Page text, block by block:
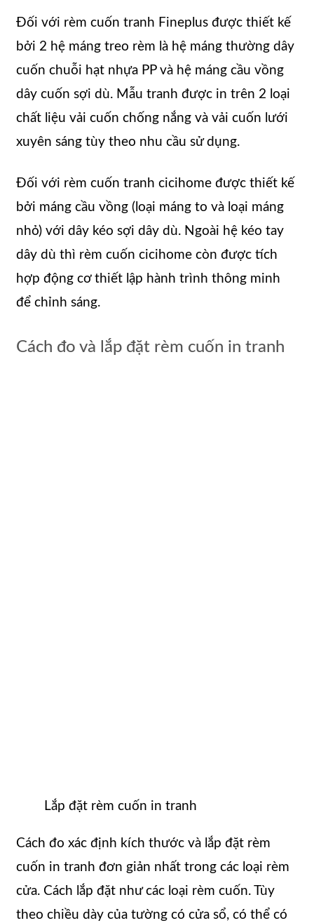
Đối với rèm cuốn tranh Fineplus được thiết kế
bởi 2 hệ máng treo rèm là hệ máng thường dây
cuốn chuỗi hạt nhựa PP và hệ máng cầu vồng
dây cuốn sợi dù. Mẫu tranh được in trên 2 loại
chất liệu vải cuốn chống nắng và vải cuốn lưới
xuyên sáng tùy theo nhu cầu sử dụng.
Đối với rèm cuốn tranh cicihome được thiết kế
bởi máng cầu vồng (loại máng to và loại máng
nhỏ) với dây kéo sợi dây dù. Ngoài hệ kéo tay
dây dù thì rèm cuốn cicihome còn được tích
hợp động cơ thiết lập hành trình thông minh
để chỉnh sáng.
Cách đo và lắp đặt rèm cuốn in tranh
Lắp đặt rèm cuốn in tranh
Cách đo xác định kích thước và lắp đặt rèm
cuốn in tranh đơn giản nhất trong các loại rèm
cửa. Cách lắp đặt như các loại rèm cuốn. Tùy
theo chiều dày của tường có cửa sổ, có thể có